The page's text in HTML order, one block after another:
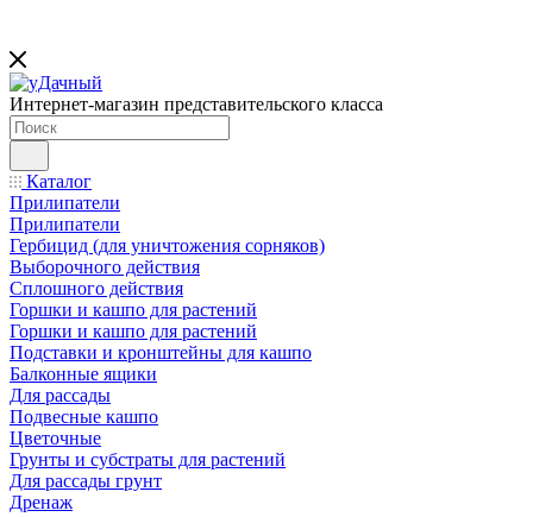
Интернет-магазин представительского класса
Каталог
Прилипатели
Прилипатели
Гербицид (для уничтожения сорняков)
Выборочного действия
Сплошного действия
Горшки и кашпо для растений
Горшки и кашпо для растений
Подставки и кронштейны для кашпо
Балконные ящики
Для рассады
Подвесные кашпо
Цветочные
Грунты и субстраты для растений
Для рассады грунт
Дренаж